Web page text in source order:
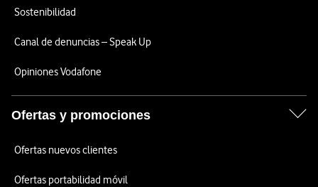
Sostenibilidad
Canal de denuncias – Speak Up
Opiniones Vodafone
Ofertas y promociones
Ofertas nuevos clientes
Ofertas portabilidad móvil